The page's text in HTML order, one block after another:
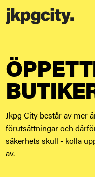
Jkpg City består av mer
förutsättningar och
säkerhets skull - kolla
av.